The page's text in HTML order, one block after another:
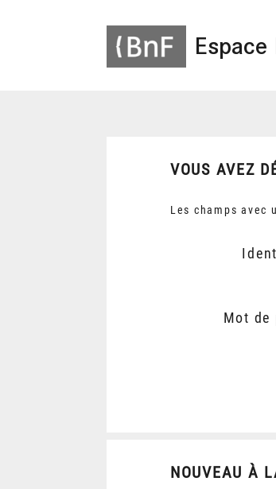
VOUS AVEZ
Les champs avec
Mot de
NOUVEAU À